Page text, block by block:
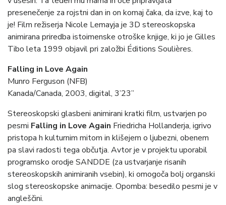
presenečenje za rojstni dan in on komaj čaka, da izve, kaj to
je! Film režiserja Nicole Lemayja je 3D stereoskopska
animirana priredba istoimenske otroške knjige, ki jo je Gilles
Tibo leta 1999 objavil pri založbi Éditions Soulières.
Falling in Love Again
Munro Ferguson (NFB)
Kanada/Canada, 2003, digital, 3’23”
Stereoskopski glasbeni animirani kratki film, ustvarjen po
pesmi Falling in Love Again Friedricha Hollanderja, igrivo
pristopa h kulturnim mitom in klišejem o ljubezni, obenem
pa slavi radosti tega občutja. Avtor je v projektu uporabil
programsko orodje SANDDE (za ustvarjanje risanih
stereoskopskih animiranih vsebin), ki omogoča bolj organski
slog stereoskopske animacije. Opomba: besedilo pesmi je v
angleščini.